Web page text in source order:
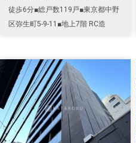
徒歩6分■総戸数119戸■東京都中野
区弥生町5-9-11■地上7階 RC造